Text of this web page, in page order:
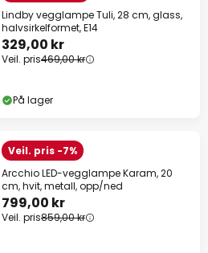
Lindby vegglampe Tuli, 28 cm, glass,
halvsirkelformet, E14
329,00 kr
Veil. pris469,00 kr
På lager
Veil. pris -7%
Arcchio LED-vegglampe Karam, 20
cm, hvit, metall, opp/ned
799,00 kr
Veil. pris859,00 kr